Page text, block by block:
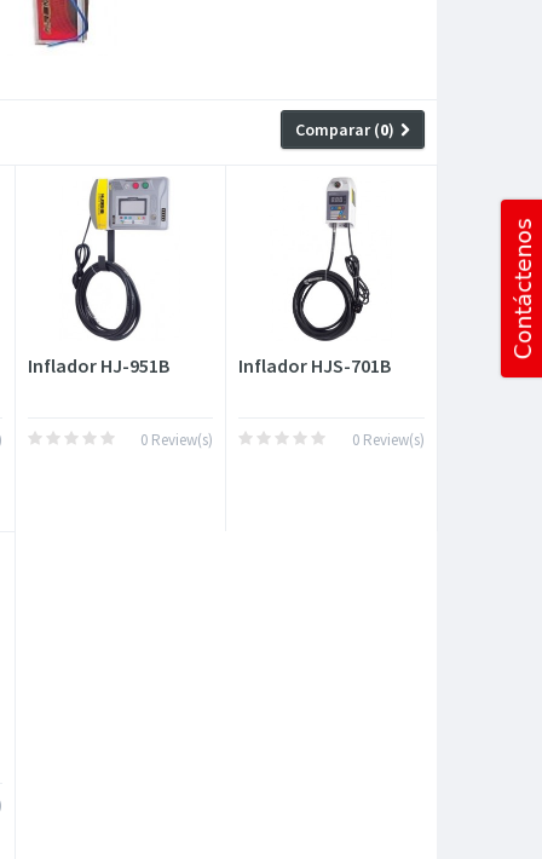
Comparar (0)
Inflador HJ-951B
0 Review(s)
Inflador HJS-701B
0 Review(s)